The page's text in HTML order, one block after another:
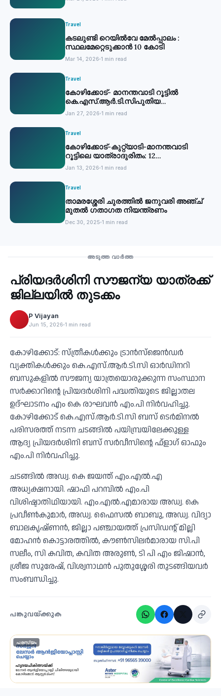
Travel
കടലുണ്ടി റെയിൽവേ മേൽപ്പാലം :
സ്ഥലമേറ്റെടുക്കാൻ 10 കോടി
Mar 14, 2026 1 min read
Travel
കോഴിക്കോട്- മാനന്തവാടി റൂട്ടില്‍
കെ.എസ്.ആര്‍.ടി.സിപുതിയ
സര്‍വീസുകള്‍ തുടങ്ങി
Jan 27, 2026 1 min read
Travel
കോഴിക്കോട്-കുറ്റ്യാടി-മാനന്തവാടി
റൂട്ടിലെ യാത്രാദുരിതം: 12
കെ.എസ്.ആര്‍.ടി.സി സര്‍വീസുകള്‍
അനുവദിക്കും
Jan 13, 2026 1 min read
Travel
താമരശ്ശേരി ചുരത്തില്‍ ജനുവരി അഞ്ച്
മുതല്‍ ഗതാഗത നിയന്ത്രണം
Dec 30, 2025 1 min read
അടുത്ത വാർത്ത
‹
പ്രിയദര്‍ശിനി സൗജന്യ യാത്രക്ക്
ജില്ലയില്‍ തുടക്കം
P Vijayan
Jun 15, 2026 1 min read
കോഴിക്കോട്: സ്ത്രീകള്‍ക്കും ട്രാന്‍സ്‌ജെന്‍ഡര്‍
വ്യക്തികള്‍ക്കും കെ.എസ്.ആര്‍.ടി.സി ഓര്‍ഡിനറി
ബസുകളില്‍ സൗജന്യ യാത്രയൊരുക്കുന്ന സംസ്ഥാന
സര്‍ക്കാറിന്റെ പ്രിയദര്‍ശിനി പദ്ധതിയുടെ ജില്ലാതല
ഉദ്ഘാടനം എം കെ രാഘവന്‍ എം.പി നിര്‍വഹിച്ചു.
കോഴിക്കോട് കെ.എസ്.ആര്‍.ടി.സി ബസ് ടെര്‍മിനല്‍
പരിസരത്ത് നടന്ന ചടങ്ങില്‍ പയിമ്പ്രയിലേക്കുള്ള
ആദ്യ പ്രിയദര്‍ശിനി ബസ് സര്‍വീസിന്റെ ഫ്‌ളാഗ് ഓഫും
എം.പി നിര്‍വഹിച്ചു.
ചടങ്ങില്‍ അഡ്വ. കെ ജയന്ത് എം.എല്‍.എ
അധ്യക്ഷനായി. ഷാഫി പറമ്പില്‍ എം.പി
വിശിഷ്ടാതിഥിയായി. എം.എല്‍.എമാരായ അഡ്വ. കെ
പ്രവീണ്‍കുമാര്‍, അഡ്വ. ഫൈസല്‍ ബാബു, അഡ്വ. വിദ്യാ
ബാലകൃഷ്ണന്‍, ജില്ലാ പഞ്ചായത്ത് പ്രസിഡന്റ് മില്ലി
മോഹന്‍ കൊട്ടാരത്തില്‍, കൗണ്‍സിലര്‍മാരായ സി.പി
സലീം, സി കവിത, കവിത അരുണ്‍, ടി പി എം ജിഷാന്‍,
ശ്രീജ സുരേഷ്, വിശ്വനാഥന്‍ പുതുശ്ശേരി തുടങ്ങിയവര്‍
സംബന്ധിച്ചു.
പങ്കുവയ്ക്കുക
പരസ്യം